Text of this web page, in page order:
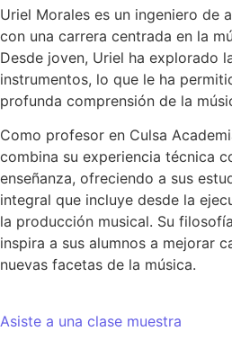
Uriel Morales es un ingeniero de
con una carrera centrada en la
Desde joven, Uriel ha explorado
instrumentos, lo que le ha
profunda comprensión de la
Como profesor en Culsa
combina su experiencia técnica
enseñanza, ofreciendo a sus
integral que incluye desde la
la producción musical. Su
inspira a sus alumnos a mejorar
nuevas facetas de la música.
Asiste a una clase muestra